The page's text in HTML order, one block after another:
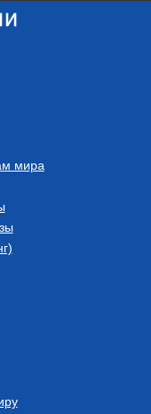
мира